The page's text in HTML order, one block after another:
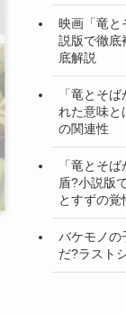
映画「竜と
説版で徹底
底解説
「竜とそ
れた意味と
の関連性
「竜とそ
盾?小説版
とすずの覚
バケモノの
だ?ラスト